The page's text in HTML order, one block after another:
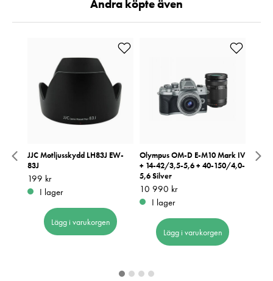
Andra köpte även
14-
JJC Motljusskydd LH83J EW-
83J
Pris: 199 kr
199 kr
I lager
Lägg i varukorgen
Olympus OM-D E-M10 Mark IV
+ 14-42/3,5-5,6 + 40-150/4,0-
5,6 Silver
Pris :10 990 kr
10 990 kr
I lager
Lägg i varukorgen
OM